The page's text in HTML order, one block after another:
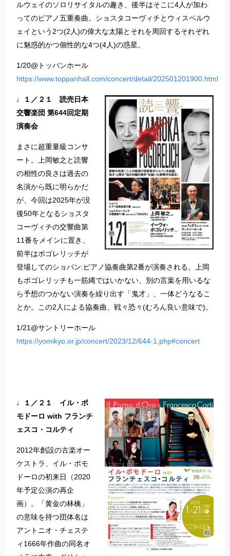
ルウェイのソロリサイタルの趣き、後半はそこに4人が加わ
ってのピアノ五重奏曲。ショスタコーヴィチとウィスペルウ
ェイという2つ(2人)の偉大な太陽とそれを周回するそれぞれ
に魅惑的かつ個性的な4つ(4人)の惑星。
1/20@トッパンホール
https://www.toppanhall.com/concert/detail/202501201900.html
♩１／２１ 読売日本
交響楽団 第644回定期
演奏会
まさに超重量級コンサ
ート。上岡敏之と読響
の相性の良さは過去の
名演から既に明らかだ
が、今回は2025年が没
後50年となるショスタ
コーヴィチの交響曲第
11番をメインに置き、
前半はポゴレリッチが
登場してのショパン:ピアノ協奏曲第2番が演奏される。上岡
もポゴレリッチも一筋縄ではいかない、別の言葉を用いるな
ら予想のつかない演奏を繰り出す「鬼才」、一体どうなるこ
とか。この2人による協奏曲、戦々恐々(むろん良い意味で)。
1/21@サントリーホール
https://yomikyo.or.jp/concert/2023/12/644-1.php#concert
♩１／２１ イル・ポ
モドーロ with フランチ
ェスコ・コルティ
2012年創設の古楽オー
ケストラ、イル・ポモ
ドーロの初来日（2020
年予定公演の再企
画）。「黄金の林檎」
の意味を持つ団体名は
アントニオ・チェステ
ィ1666年作曲の同名オ